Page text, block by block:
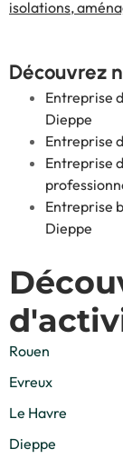
isolations,
Découvrez
Entreprise
Dieppe
Entreprise
Entreprise
Entreprise
Dieppe
Rouen
Evreux
Le Havre
Dieppe